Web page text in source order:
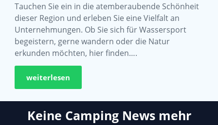
Tauchen Sie ein in die atemberaubende Schönheit
dieser Region und erleben Sie eine Vielfalt an
Unternehmungen. Ob Sie sich für Wassersport
begeistern, gerne wandern oder die Natur
erkunden möchten, hier finden….
weiterlesen
Keine Camping News mehr